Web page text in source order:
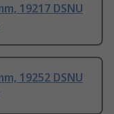
19217 DSNU
19252 DSNU